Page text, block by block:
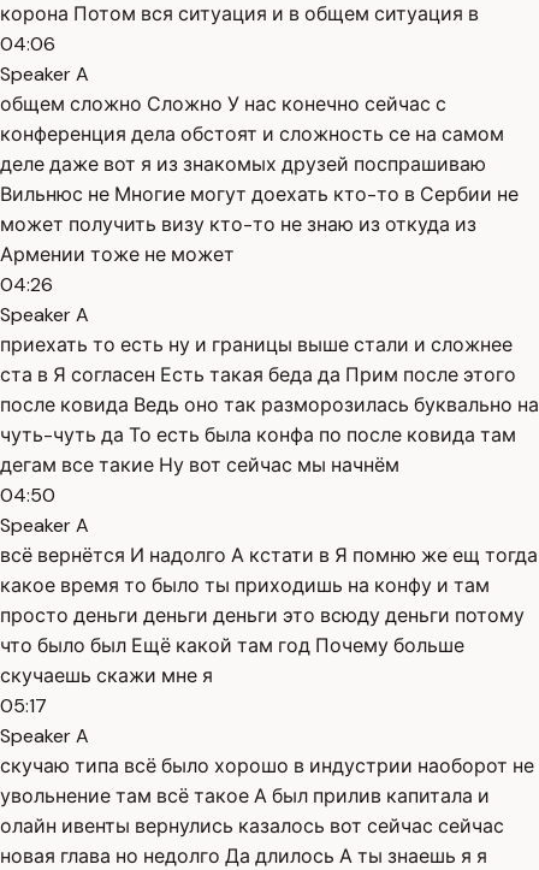
корона Потом вся ситуация и в общем ситуация в
04:06
Speaker A
общем сложно Сложно У нас конечно сейчас с
конференция дела обстоят и сложность се на самом
деле даже вот я из знакомых друзей поспрашиваю
Вильнюс не Многие могут доехать кто-то в Сербии не
может получить визу кто-то не знаю из откуда из
Армении тоже не может
04:26
Speaker A
приехать то есть ну и границы выше стали и сложнее
ста в Я согласен Есть такая беда да Прим после этого
после ковида Ведь оно так разморозилась буквально на
чуть-чуть да То есть была конфа по после ковида там
дегам все такие Ну вот сейчас мы начнём
04:50
Speaker A
всё вернётся И надолго А кстати в Я помню же ещ тогда
какое время то было ты приходишь на конфу и там
просто деньги деньги деньги это всюду деньги потому
что было был Ещё какой там год Почему больше
скучаешь скажи мне я
05:17
Speaker A
скучаю типа всё было хорошо в индустрии наоборот не
увольнение там всё такое А был прилив капитала и
олайн ивенты вернулись казалось вот сейчас сейчас
новая глава но недолго Да длилось А ты знаешь я я